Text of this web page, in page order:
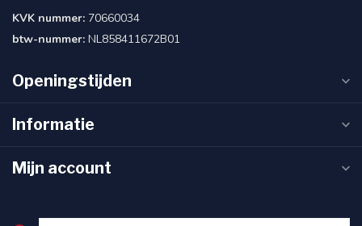
KVK nummer: 70660034
btw-nummer: NL858411672B01
Openingstijden
Informatie
Mijn account